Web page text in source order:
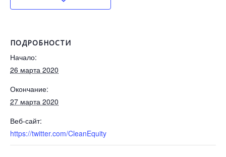
ПОДРОБНОСТИ
Начало:
26 марта 2020
Окончание:
27 марта 2020
Веб-сайт:
https://twitter.com/CleanEquity